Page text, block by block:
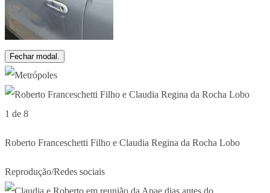
Fechar modal.
1 de 8
Roberto Franceschetti Filho e Claudia Regina da Rocha Lobo
Reprodução/Redes sociais